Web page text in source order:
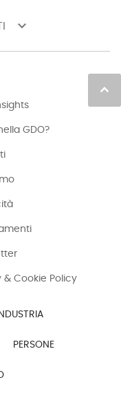
keyboard_arrow_down
keyboard_arrow_up
GDO?
& Cookie Policy
INDUSTRIA
PERSONE